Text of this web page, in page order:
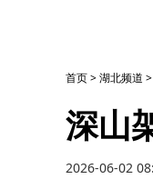
首页>湖北频道 >
深山
2026-06-02